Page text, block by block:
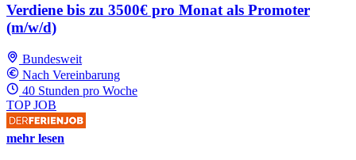
Verdiene bis zu 3500€ pro Monat als Promoter
(m/w/d)
Bundesweit
Nach Vereinbarung
40 Stunden pro Woche
TOP JOB
mehr lesen